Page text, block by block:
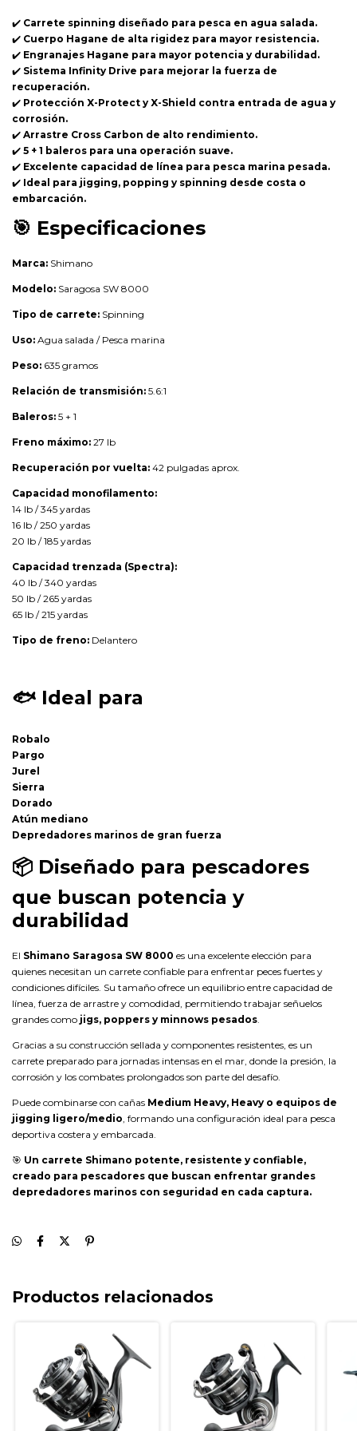
✔️ Carrete spinning diseñado para pesca en agua salada.
✔️ Cuerpo Hagane de alta rigidez para mayor resistencia.
✔️ Engranajes Hagane para mayor potencia y durabilidad.
✔️ Sistema Infinity Drive para mejorar la fuerza de
recuperación.
✔️ Protección X-Protect y X-Shield contra entrada de agua y
corrosión.
✔️ Arrastre Cross Carbon de alto rendimiento.
✔️ 5 + 1 baleros para una operación suave.
✔️ Excelente capacidad de línea para pesca marina pesada.
✔️ Ideal para jigging, popping y spinning desde costa o
embarcación.
🎯 Especificaciones
Marca: Shimano
Modelo: Saragosa SW 8000
Tipo de carrete: Spinning
Uso: Agua salada / Pesca marina
Peso: 635 gramos
Relación de transmisión: 5.6:1
Baleros: 5 + 1
Freno máximo: 27 lb
Recuperación por vuelta: 42 pulgadas aprox.
Capacidad monofilamento:
14 lb / 345 yardas
16 lb / 250 yardas
20 lb / 185 yardas
Capacidad trenzada (Spectra):
40 lb / 340 yardas
50 lb / 265 yardas
65 lb / 215 yardas
Tipo de freno: Delantero
🐟 Ideal para
Robalo
Pargo
Jurel
Sierra
Dorado
Atún mediano
Depredadores marinos de gran fuerza
📦 Diseñado para pescadores
que buscan potencia y
durabilidad
El Shimano Saragosa SW 8000 es una excelente elección para
quienes necesitan un carrete confiable para enfrentar peces fuertes y
condiciones difíciles. Su tamaño ofrece un equilibrio entre capacidad de
línea, fuerza de arrastre y comodidad, permitiendo trabajar señuelos
grandes como jigs, poppers y minnows pesados.
Gracias a su construcción sellada y componentes resistentes, es un
carrete preparado para jornadas intensas en el mar, donde la presión, la
corrosión y los combates prolongados son parte del desafío.
Puede combinarse con cañas Medium Heavy, Heavy o equipos de
jigging ligero/medio, formando una configuración ideal para pesca
deportiva costera y embarcada.
🎯 Un carrete Shimano potente, resistente y confiable,
creado para pescadores que buscan enfrentar grandes
depredadores marinos con seguridad en cada captura.
Productos relacionados